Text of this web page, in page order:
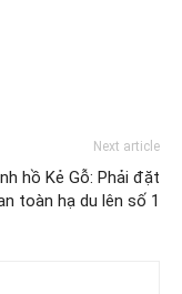
Next article
hồ Kẻ Gỗ: Phải đặt
toàn hạ du lên số 1